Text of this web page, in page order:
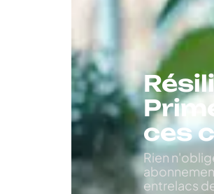
ces
Rien
entrelacs